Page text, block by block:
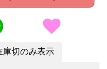
庫切のみ表示